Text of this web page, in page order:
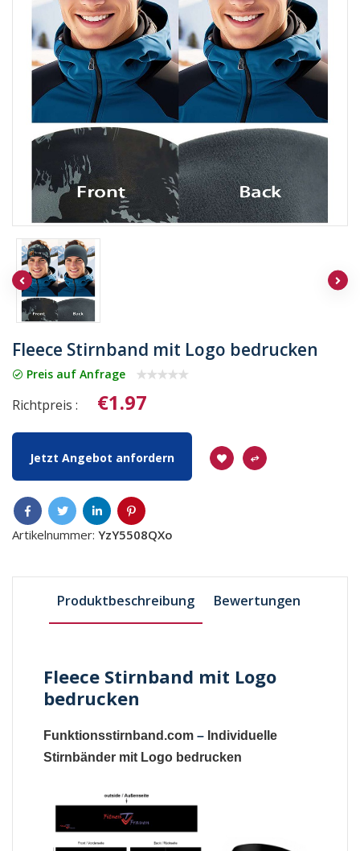
Fleece Stirnband mit Logo bedrucken
Preis auf Anfrage
Richtpreis : €1.97
Jetzt Angebot anfordern
Artikelnummer: YzY5508QXo
Produktbeschreibung Bewertungen
Fleece Stirnband mit Logo
bedrucken
Funktionsstirnband.com – Individuelle
Stirnbänder mit Logo bedrucken